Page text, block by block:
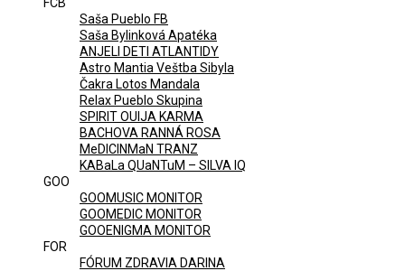
Saša Pueblo FB
Saša Bylinková Apatéka
ANJELI DETI ATLANTIDY
Astro Mantia Veštba Sibyla
Čakra Lotos Mandala
Relax Pueblo Skupina
SPIRIT OUIJA KARMA
BACHOVA RANNÁ ROSA
MeDICINMaN TRANZ
KABaLa QUaNTuM – SILVA IQ
GOO
GOOMUSIC MONITOR
GOOMEDIC MONITOR
GOOENIGMA MONITOR
FOR
FÓRUM ZDRAVIA DARINA